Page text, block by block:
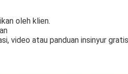
oleh klien.
video atau panduan insinyur